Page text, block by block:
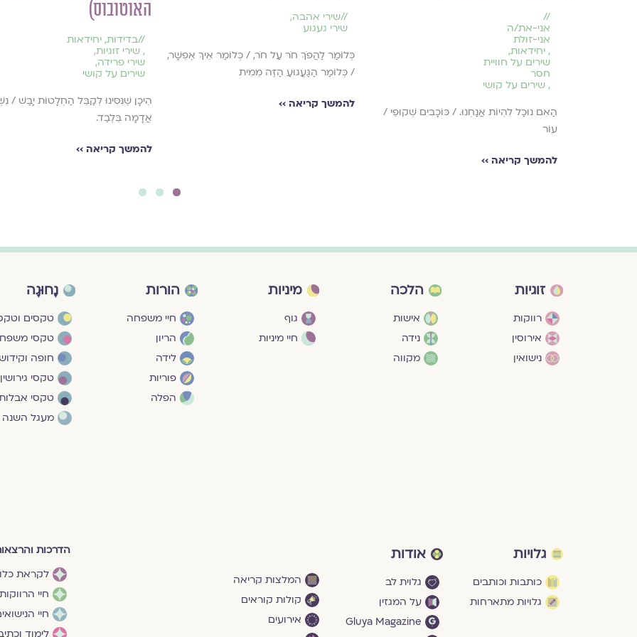
//
אני-את/ה
אני-זולת
, יחידאות,
שירים על חוויית
חסר
, שירים על קושי
הַאִם נוּכַל לִהְיוֹת אֲנַחְנוּ. / כּוֹכָבִים שְׁקוּפֵי /
עוֹר
להמשך קריאה ››
//שירי אהבה,
שירי געגוע
כְּלוֹמַר לַהֲפֹךְ חֹר עַל חֹר, / כְּלוֹמַר אֵיךְ אֶפְשָׁר,
/ כְּלוֹמַר הַגַּעֲגוּעַ הַזֶּה מֵמִית
להמשך קריאה ››
האוטובוס)
//בדידות, יחידאות
, שירי זוגיות,
שירי פרידה,
שירים על קושי
הֵיכָן שֶׁנִּסִּינוּ לְקַבֵּל הַחְלָטוֹת יָבַשׁ /
אֲדָמָה בִּלְבַד.
להמשך קריאה ››
1
זוגיות
רווקות
אירוסין
נישואין
הלכה
אישות
נידה
מקווה
מיניות
גוף
חיי מיניות
הורות
חיי משפחה
הריון
לידה
פוריות
הפלה
נָחוּגָה
טקסים
טקסי
חופה
טקסי גירושין
טקסי
מעגל השנה
גלויות
כותבות וכותבים
גלויות מתארחות
אודות
גלוית לב
על המגזין
Gluya Magazine
המלצות קריאה
קולות קוראים
אירועים
הדרכות
לקראת
חיי הרווקות
חיי
לימוד